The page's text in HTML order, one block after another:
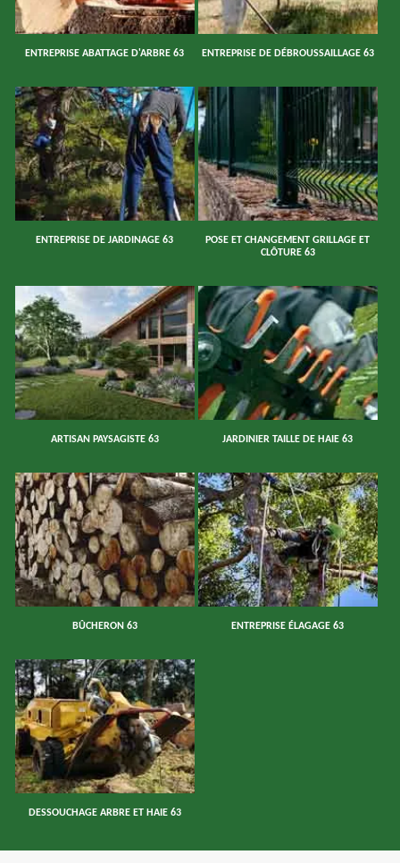
ENTREPRISE ABATTAGE D'ARBRE 63 ENTREPRISE DE DÉBROUSSAILLAGE 63
ENTREPRISE DE JARDINAGE 63
POSE ET CHANGEMENT GRILLAGE ET
CLÔTURE 63
ARTISAN PAYSAGISTE 63 JARDINIER TAILLE DE HAIE 63
BÛCHERON 63 ENTREPRISE ÉLAGAGE 63
DESSOUCHAGE ARBRE ET HAIE 63